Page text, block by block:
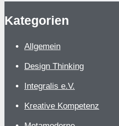
Kategorien
Allgemein
Design Thinking
Integralis e.V.
Kreative Kompetenz